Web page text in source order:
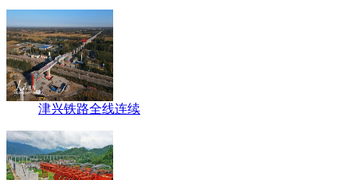
津兴铁路全线连续